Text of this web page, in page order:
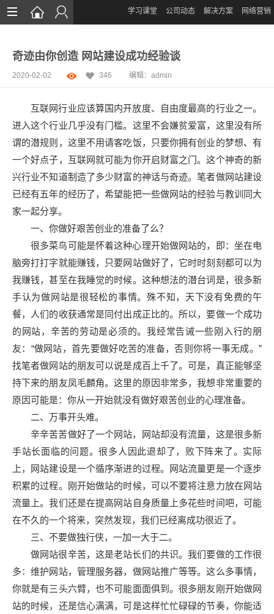
网站设计
微信开发
案例鉴赏
解决方案
资讯
学习课堂 公司动态 解决方案 网络营销
奇迹由你创造 网站建设成功经验谈
2020-02-02 346 编辑： admin
互联网行业应该算国内开放度、自由度最高的行业之一。
进入这个行业几乎没有门槛。这里不会嫌贫爱富，这里没有所
谓的潜规则，这里不用请客吃饭，只要你拥有创业的梦想、有
一个好点子，互联网就可能为你开启财富之门。这个神奇的新
兴行业不知道制造了多少财富的神话与奇迹。笔者做网站建设
已经有五年的经历了，希望能把一些做网站的经验与教训同大
家一起分享。
一、你做好艰苦创业的准备了么？
很多菜鸟可能是怀着这种心理开始做网站的，即：坐在电
脑旁打打字就能赚钱，只要网站做好了，它时时刻刻都可以为
我赚钱，甚至在我睡觉的时候。这种想法的潜台词是，很多新
手认为做网站是很轻松的事情。殊不知，天下没有免费的午
餐，人们的收获通常是同付出成正比的。所以，要做一个成功
的网站，辛苦的劳动是必须的。我经常告诫一些刚入行的朋
友：“做网站，首先要做好吃苦的准备，否则你将一事无成。”
找笔者做网站的朋友可以说是成百上千了。可是，真正能够坚
持下来的朋友凤毛麟角。这里的原因非常多，我想非常重要的
原因可能是：你从一开始就没有做好艰苦创业的心理准备。
二、万事开头难。
辛辛苦苦做好了一个网站，网站却没有流量，这是很多新
手站长面临的问题。很多人因此退却了，败下阵来了。实际
上，网站建设是一个循序渐进的过程。网站流量更是一个逐步
积累的过程。刚开始做站的时候，可以不要将注意力放在网站
流量上。我们还是在提高网站自身质量上多花些时间吧，可能
在不久的一个将来，突然发现，我们已经离成功很近了。
三、不要做独行侠，一加一大于二。
做网站很辛苦，这是老站长们的共识。我们要做的工作很
多：维护网站，管理服务器，做网站推广等等。这么多事情，
你就是有三头六臂，也不可能面面俱到。很多朋友刚开始做网
站的时候，还是信心满满，可是这样忙忙碌碌的节奏，你能适